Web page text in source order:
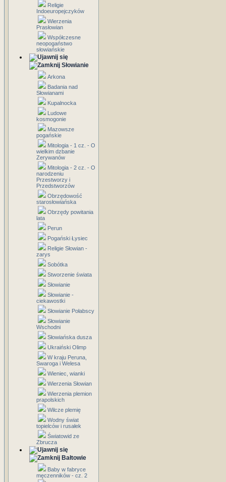
Religie
Indoeuropejczyków
Wierzenia
Prasłowian
Współczesne
neopogaństwo
słowiańskie
Słowianie
Arkona
Badania nad
Słowianami
Kupalnocka
Ludowe
kosmogonie
Mazowsze
pogańskie
Mitologia - 1 cz. - O
wielkim dzbanie
Zerywanów
Mitologia - 2 cz. - O
narodzeniu
Przestworzy i
Przedstworzów
Obrzędowość
starosłowiańska
Obrzędy powitania
lata
Perun
Pogański Łysiec
Religie Słowian -
zarys
Sobótka
Stworzenie świata
Słowianie
Słowianie -
ciekawostki
Słowianie Połabscy
Słowianie
Wschodni
Słowiańska dusza
Ukraiński Olimp
W kraju Peruna,
Swaroga i Welesa
Wieniec, wianki
Wierzenia Słowian
Wierzenia plemion
prapolskich
Wilcze plemię
Wodny świat
topielców i rusałek
Światowid ze
Zbrucza
Bałtowie
Baby w fabryce
męczenników - cz. 2